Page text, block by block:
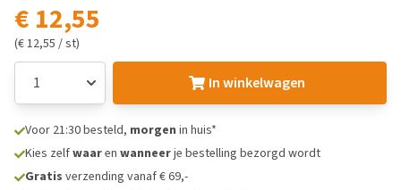
€ 12,55
(€ 12,55 / st)
In winkelwagen
Voor 21:30 besteld, morgen in huis*
Kies zelfwaaren wanneerje bestelling bezorgd wordt
Gratis verzending vanaf € 69,-